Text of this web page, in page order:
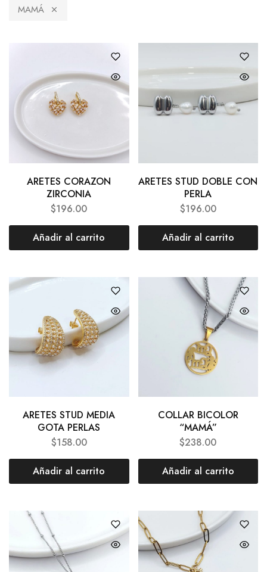
MAMÁ
ARETES CORAZON
ZIRCONIA
$196.00
Añadir al carrito
ARETES STUD DOBLE CON
PERLA
$196.00
Añadir al carrito
ARETES STUD MEDIA
GOTA PERLAS
$158.00
Añadir al carrito
COLLAR BICOLOR
“MAMÁ”
$238.00
Añadir al carrito